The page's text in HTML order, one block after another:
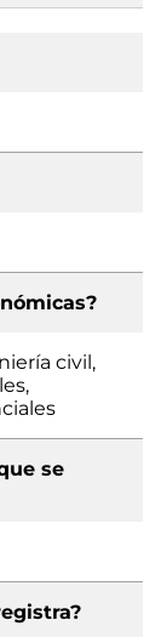
civil,
se